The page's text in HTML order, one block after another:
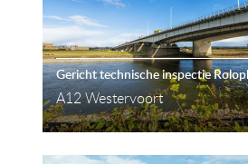
A12 Westervoort